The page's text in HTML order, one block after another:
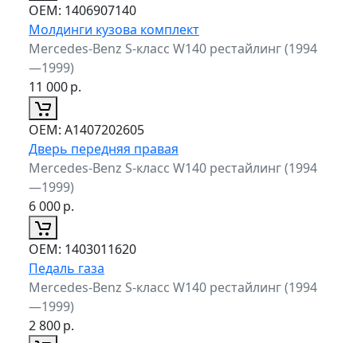
ОЕМ: 1406907140
Молдинги кузова комплект
Mercedes-Benz S-класс W140 рестайлинг (1994
—1999)
11 000р.
ОЕМ: A1407202605
Дверь передняя правая
Mercedes-Benz S-класс W140 рестайлинг (1994
—1999)
6 000р.
ОЕМ: 1403011620
Педаль газа
Mercedes-Benz S-класс W140 рестайлинг (1994
—1999)
2 800р.